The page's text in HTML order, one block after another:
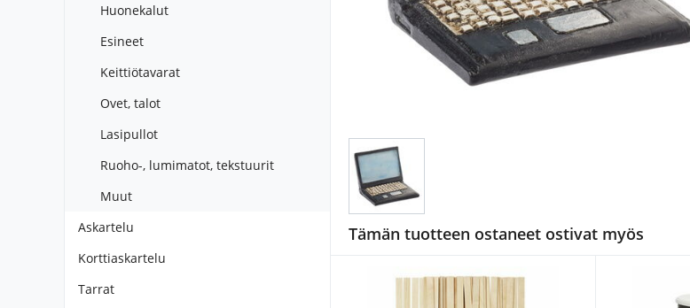
Huonekalut
Esineet
Keittiötavarat
Ovet, talot
Lasipullot
Ruoho-, lumimatot, tekstuurit
Muut
Askartelu
Korttiaskartelu
Tarrat
Tämän tuotteen ostaneet ostivat myös